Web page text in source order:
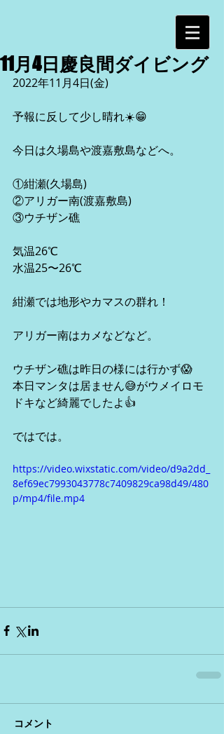
11月4日慶良間ダイビング
2022年11月4日(金)
予報に反して少し晴れ☀️😁
今日は久場島や渡嘉敷島などへ。
①紺瀬(久場島)
②アリガー南(渡嘉敷島)
③ウチザン礁
気温26℃
水温25〜26℃
紺瀬では地形やカマスの群れ！
アリガー南はカメなどなど。
ウチザン礁は昨日の様には行かず😱
本日マンタは居ません😅がウメイロモ
ドキなど綺麗でしたよ👍
ではでは。
https://video.wixstatic.com/video/d9a2dd_
8ef69ec7993043778c7409829ca98d49/480
p/mp4/file.mp4
コメント